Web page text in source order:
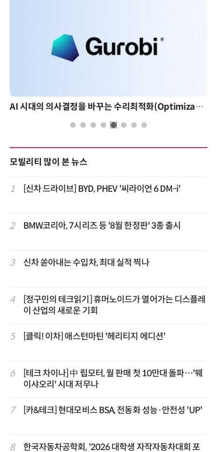
AI 시대의 의사결정을 바꾸는 수리최적화(Optimization): 실제 산업 적용 사례와 활용 전략
모빌리티 많이 본 뉴스
1 [신차 드라이브] BYD, PHEV '씨라이언 6 DM-i'
2 BMW코리아, 7시리즈 등 '8월 한정판' 3종 출시
3 신차 쏟아내는 수입차, 최대 실적 찍나
4
[정구민의 테크읽기] 휴머노이드가 열어가는 디스플레
이 산업의 새로운 기회
5 [클릭! 이차] 애스턴마틴 '헤리티지 에디션'
6
[테크 차이나] 中 립모터, 월 판매 첫 10만대 돌파…'웨
이샤오리' 시대 저무나
7 [카&테크] 현대모비스 BSA, 전동화 성능·안전성 'UP'
8
한국자동차공학회, '2026 대학생 자작자동차대회 포